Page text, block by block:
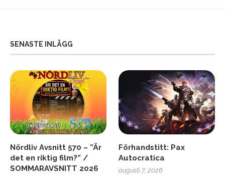
SENASTE INLÄGG
Nördliv Avsnitt 570 – ”Är
det en riktig film?” /
SOMMARAVSNITT 2026
Förhandstitt: Pax
Autocratica
augusti 7, 2026